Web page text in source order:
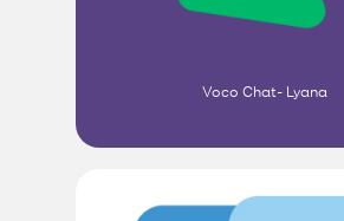
Voco Chat- Lyana